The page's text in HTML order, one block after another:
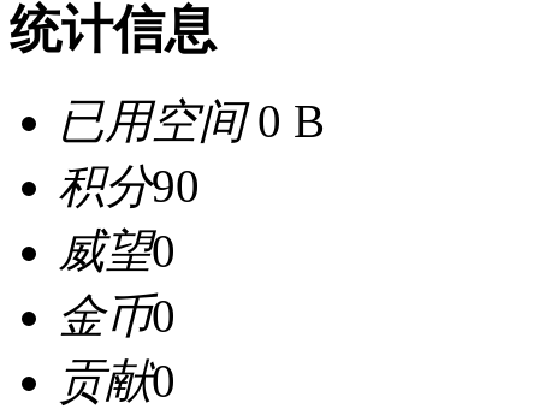
统计信息
已用空间0 B
积分90
威望0
金币0
贡献0